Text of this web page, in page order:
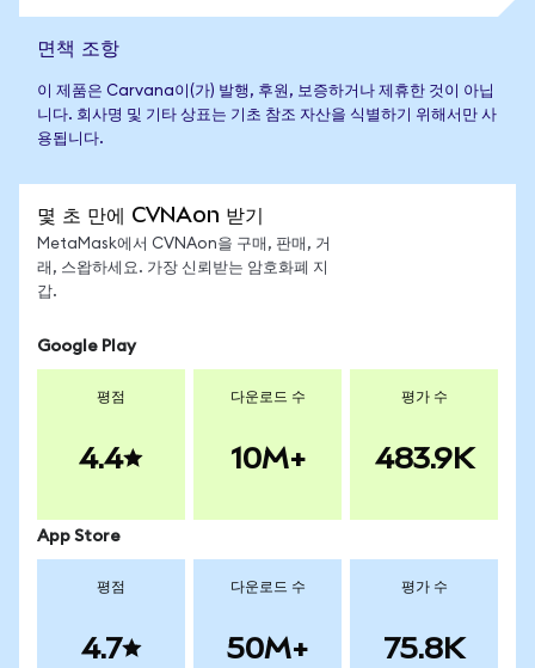
면책 조항
이 제품은 Carvana이(가) 발행, 후원, 보증하거나 제휴한 것이 아닙
니다. 회사명 및 기타 상표는 기초 참조 자산을 식별하기 위해서만 사
용됩니다.
몇 초 만에 CVNAon 받기
MetaMask에서 CVNAon을 구매, 판매, 거
래, 스왑하세요. 가장 신뢰받는 암호화폐 지
갑.
Google Play
평점
4.4
다운로드 수
10M+
평가 수
483.9K
App Store
평점
4.7
다운로드 수
50M+
평가 수
75.8K